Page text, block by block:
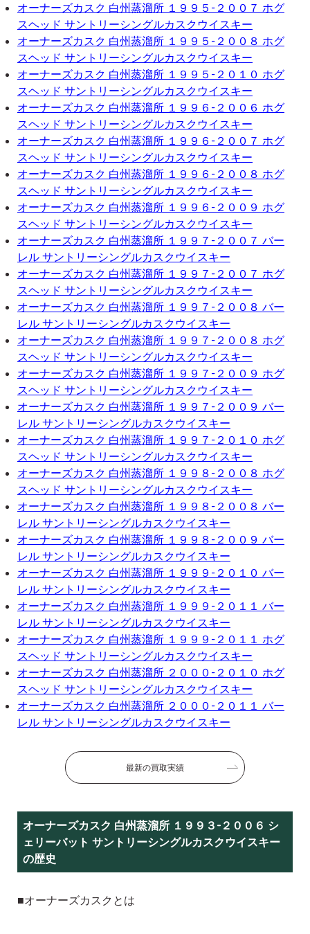
オーナーズカスク 白州蒸溜所 １９９５-２００７ ホグ
スヘッド サントリーシングルカスクウイスキー
オーナーズカスク 白州蒸溜所 １９９５-２００８ ホグ
スヘッド サントリーシングルカスクウイスキー
オーナーズカスク 白州蒸溜所 １９９５-２０１０ ホグ
スヘッド サントリーシングルカスクウイスキー
オーナーズカスク 白州蒸溜所 １９９６-２００６ ホグ
スヘッド サントリーシングルカスクウイスキー
オーナーズカスク 白州蒸溜所 １９９６-２００７ ホグ
スヘッド サントリーシングルカスクウイスキー
オーナーズカスク 白州蒸溜所 １９９６-２００８ ホグ
スヘッド サントリーシングルカスクウイスキー
オーナーズカスク 白州蒸溜所 １９９６-２００９ ホグ
スヘッド サントリーシングルカスクウイスキー
オーナーズカスク 白州蒸溜所 １９９７-２００７ バー
レル サントリーシングルカスクウイスキー
オーナーズカスク 白州蒸溜所 １９９７-２００７ ホグ
スヘッド サントリーシングルカスクウイスキー
オーナーズカスク 白州蒸溜所 １９９７-２００８ バー
レル サントリーシングルカスクウイスキー
オーナーズカスク 白州蒸溜所 １９９７-２００８ ホグ
スヘッド サントリーシングルカスクウイスキー
オーナーズカスク 白州蒸溜所 １９９７-２００９ ホグ
スヘッド サントリーシングルカスクウイスキー
オーナーズカスク 白州蒸溜所 １９９７-２００９ バー
レル サントリーシングルカスクウイスキー
オーナーズカスク 白州蒸溜所 １９９７-２０１０ ホグ
スヘッド サントリーシングルカスクウイスキー
オーナーズカスク 白州蒸溜所 １９９８-２００８ ホグ
スヘッド サントリーシングルカスクウイスキー
オーナーズカスク 白州蒸溜所 １９９８-２００８ バー
レル サントリーシングルカスクウイスキー
オーナーズカスク 白州蒸溜所 １９９８-２００９ バー
レル サントリーシングルカスクウイスキー
オーナーズカスク 白州蒸溜所 １９９９-２０１０ バー
レル サントリーシングルカスクウイスキー
オーナーズカスク 白州蒸溜所 １９９９-２０１１ バー
レル サントリーシングルカスクウイスキー
オーナーズカスク 白州蒸溜所 １９９９-２０１１ ホグ
スヘッド サントリーシングルカスクウイスキー
オーナーズカスク 白州蒸溜所 ２０００-２０１０ ホグ
スヘッド サントリーシングルカスクウイスキー
オーナーズカスク 白州蒸溜所 ２０００-２０１１ バー
レル サントリーシングルカスクウイスキー
最新の買取実績
オーナーズカスク 白州蒸溜所 １９９３-２００６ シ
ェリーバット サントリーシングルカスクウイスキー
の歴史
■オーナーズカスクとは